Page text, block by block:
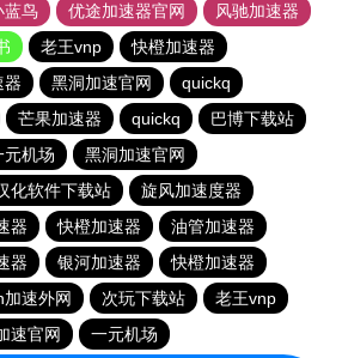
蓝鸟 优途加速器官网
风驰加速器
老王vnp
快橙加速器
器 黑洞加速官网
quickq
芒果加速器 quickq
巴博下载站
元机场
黑洞加速官网
化软件下载站
旋风加速度器
器 快橙加速器
油管加速器
器 银河加速器
快橙加速器
速外网 次玩下载站
老王vnp
速官网 一元机场